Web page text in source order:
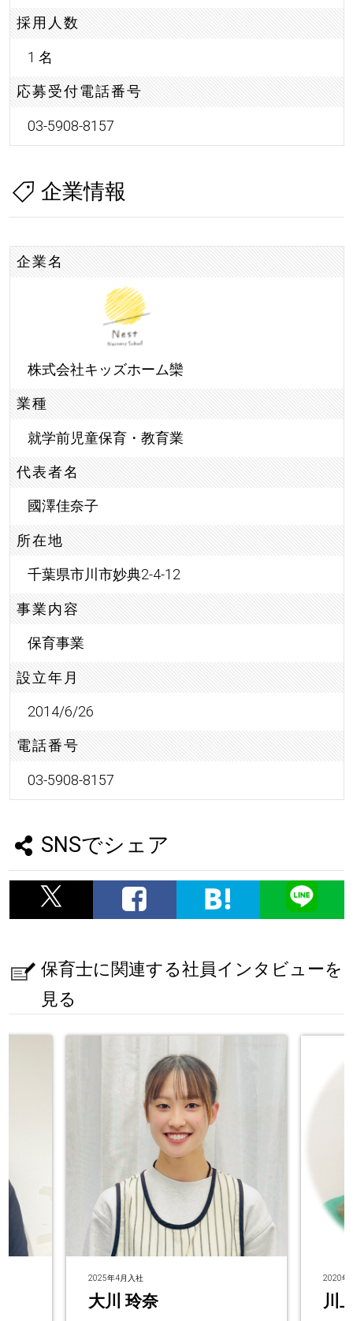
採用人数
1 名
応募受付電話番号
03-5908-8157
企業情報
企業名
株式会社キッズホーム欒
業種
就学前児童保育・教育業
代表者名
國澤佳奈子
所在地
千葉県市川市妙典2-4-12
事業内容
保育事業
設立年月
2014/6/26
電話番号
03-5908-8157
SNSでシェア
保育士に関連する社員インタビューを
見る
2025年4月入社
大川 玲奈
2020年
川